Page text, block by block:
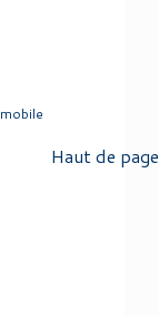
Haut de page